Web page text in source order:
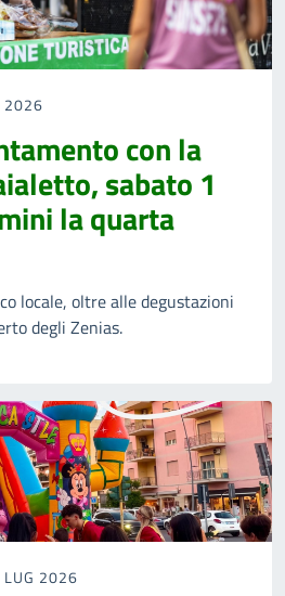
2026
con la
sabato 1
la quarta
locale, oltre alle degustazioni
degli Zenias.
2026